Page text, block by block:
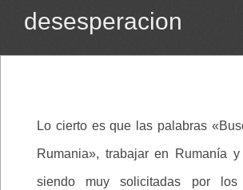
desesperacion
Lo cierto es que las palabras
Rumania», trabajar en Rumanía
siendo muy solicitadas por los